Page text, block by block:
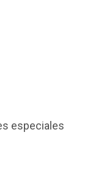
especiales